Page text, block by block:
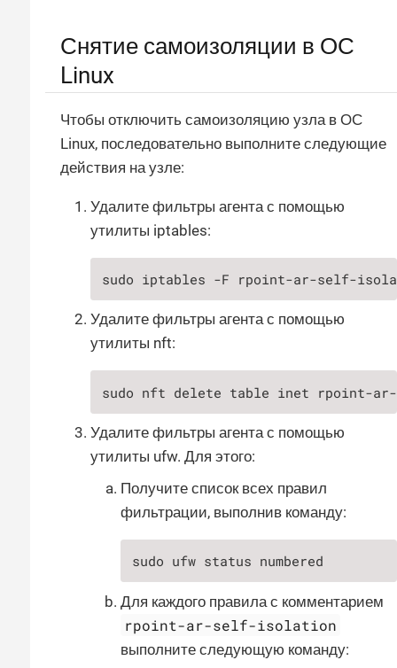
Снятие самоизоляции в ОС
Linux
Чтобы отключить самоизоляцию узла в ОС
Linux, последовательно выполните следующие
действия на узле:
Удалите фильтры агента с помощью
утилиты iptables:
sudo iptables -F rpoint-ar-self-
Удалите фильтры агента с помощью
утилиты nft:
sudo nft delete table inet rpoint-
Удалите фильтры агента с помощью
утилиты ufw. Для этого:
Получите список всех правил
фильтрации, выполнив команду:
sudo ufw status numbered
Для каждого правила с комментарием
rpoint-ar-self-isolation
выполните следующую команду: